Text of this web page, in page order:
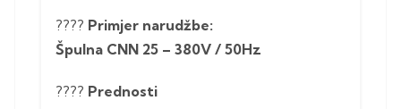
???? Primjer narudžbe:
Špulna CNN 25 – 380V / 50Hz
???? Prednosti